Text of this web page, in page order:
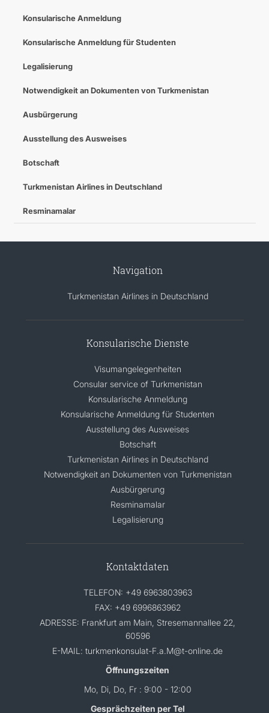
Konsularische Anmeldung
Konsularische Anmeldung für Studenten
Legalisierung
Notwendigkeit an Dokumenten von Turkmenistan
Ausbürgerung
Ausstellung des Ausweises
Botschaft
Turkmenistan Airlines in Deutschland
Resminamalar
Navigation
Turkmenistan Airlines in Deutschland
Konsularische Dienste
Visumangelegenheiten
Consular service of Turkmenistan
Konsularische Anmeldung
Konsularische Anmeldung für Studenten
Ausstellung des Ausweises
Botschaft
Turkmenistan Airlines in Deutschland
Notwendigkeit an Dokumenten von Turkmenistan
Ausbürgerung
Resminamalar
Legalisierung
Kontaktdaten
TELEFON: +49 6963803963
FAX: +49 6996863962
ADRESSE: Frankfurt am Main, Stresemannallee 22,
60596
E-MAIL: turkmenkonsulat-F.a.M@t-online.de
Öffnungszeiten
Mo, Di, Do, Fr : 9:00 - 12:00
Gesprächzeiten per Tel